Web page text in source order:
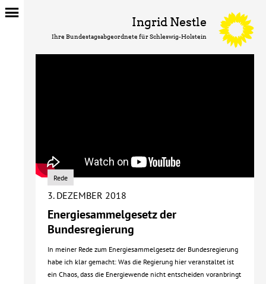
Ingrid Nestle
Ihre Bundestagsabgeordnete für Schleswig-Holstein
Rede
3. DEZEMBER 2018
Energiesammelgesetz der
Bundesregierung
In meiner Rede zum Energiesammelgesetz der Bundesregierung
habe ich klar gemacht: Was die Regierung hier veranstaltet ist
ein Chaos, dass die Energiewende nicht entscheiden voranbringt